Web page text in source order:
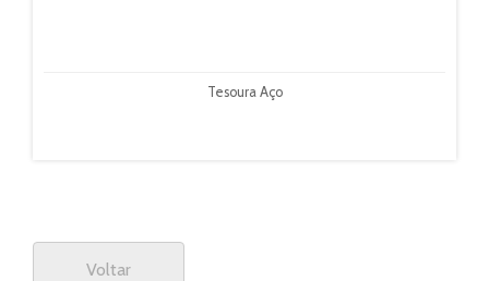
Tesoura Aço
Voltar